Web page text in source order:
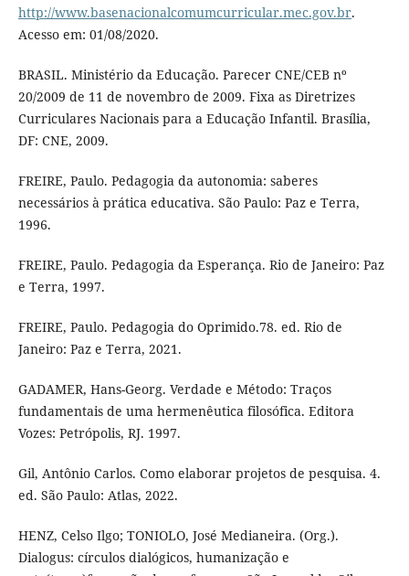
http://www.basenacionalcomumcurricular.mec.gov.br.
Acesso em: 01/08/2020.
BRASIL. Ministério da Educação. Parecer CNE/CEB nº
20/2009 de 11 de novembro de 2009. Fixa as Diretrizes
Curriculares Nacionais para a Educação Infantil. Brasília,
DF: CNE, 2009.
FREIRE, Paulo. Pedagogia da autonomia: saberes
necessários à prática educativa. São Paulo: Paz e Terra,
1996.
FREIRE, Paulo. Pedagogia da Esperança. Rio de Janeiro: Paz
e Terra, 1997.
FREIRE, Paulo. Pedagogia do Oprimido.78. ed. Rio de
Janeiro: Paz e Terra, 2021.
GADAMER, Hans-Georg. Verdade e Método: Traços
fundamentais de uma hermenêutica filosófica. Editora
Vozes: Petrópolis, RJ. 1997.
Gil, Antônio Carlos. Como elaborar projetos de pesquisa. 4.
ed. São Paulo: Atlas, 2022.
HENZ, Celso Ilgo; TONIOLO, José Medianeira. (Org.).
Dialogus: círculos dialógicos, humanização e